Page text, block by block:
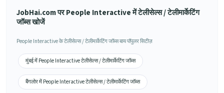
JobHai.com पर People Interactive में टेलीसेल्स / टेलीमार्केटिंग
जॉब्स खोजें
People Interactive के टेलीसेल्स / टेलीमार्केटिंग जॉब्स बाय पॉपुलर सिटीज़
मुंबई में People Interactive टेलीसेल्स / टेलीमार्केटिंग जॉब्स
बैंगलोर में People Interactive टेलीसेल्स / टेलीमार्केटिंग जॉब्स